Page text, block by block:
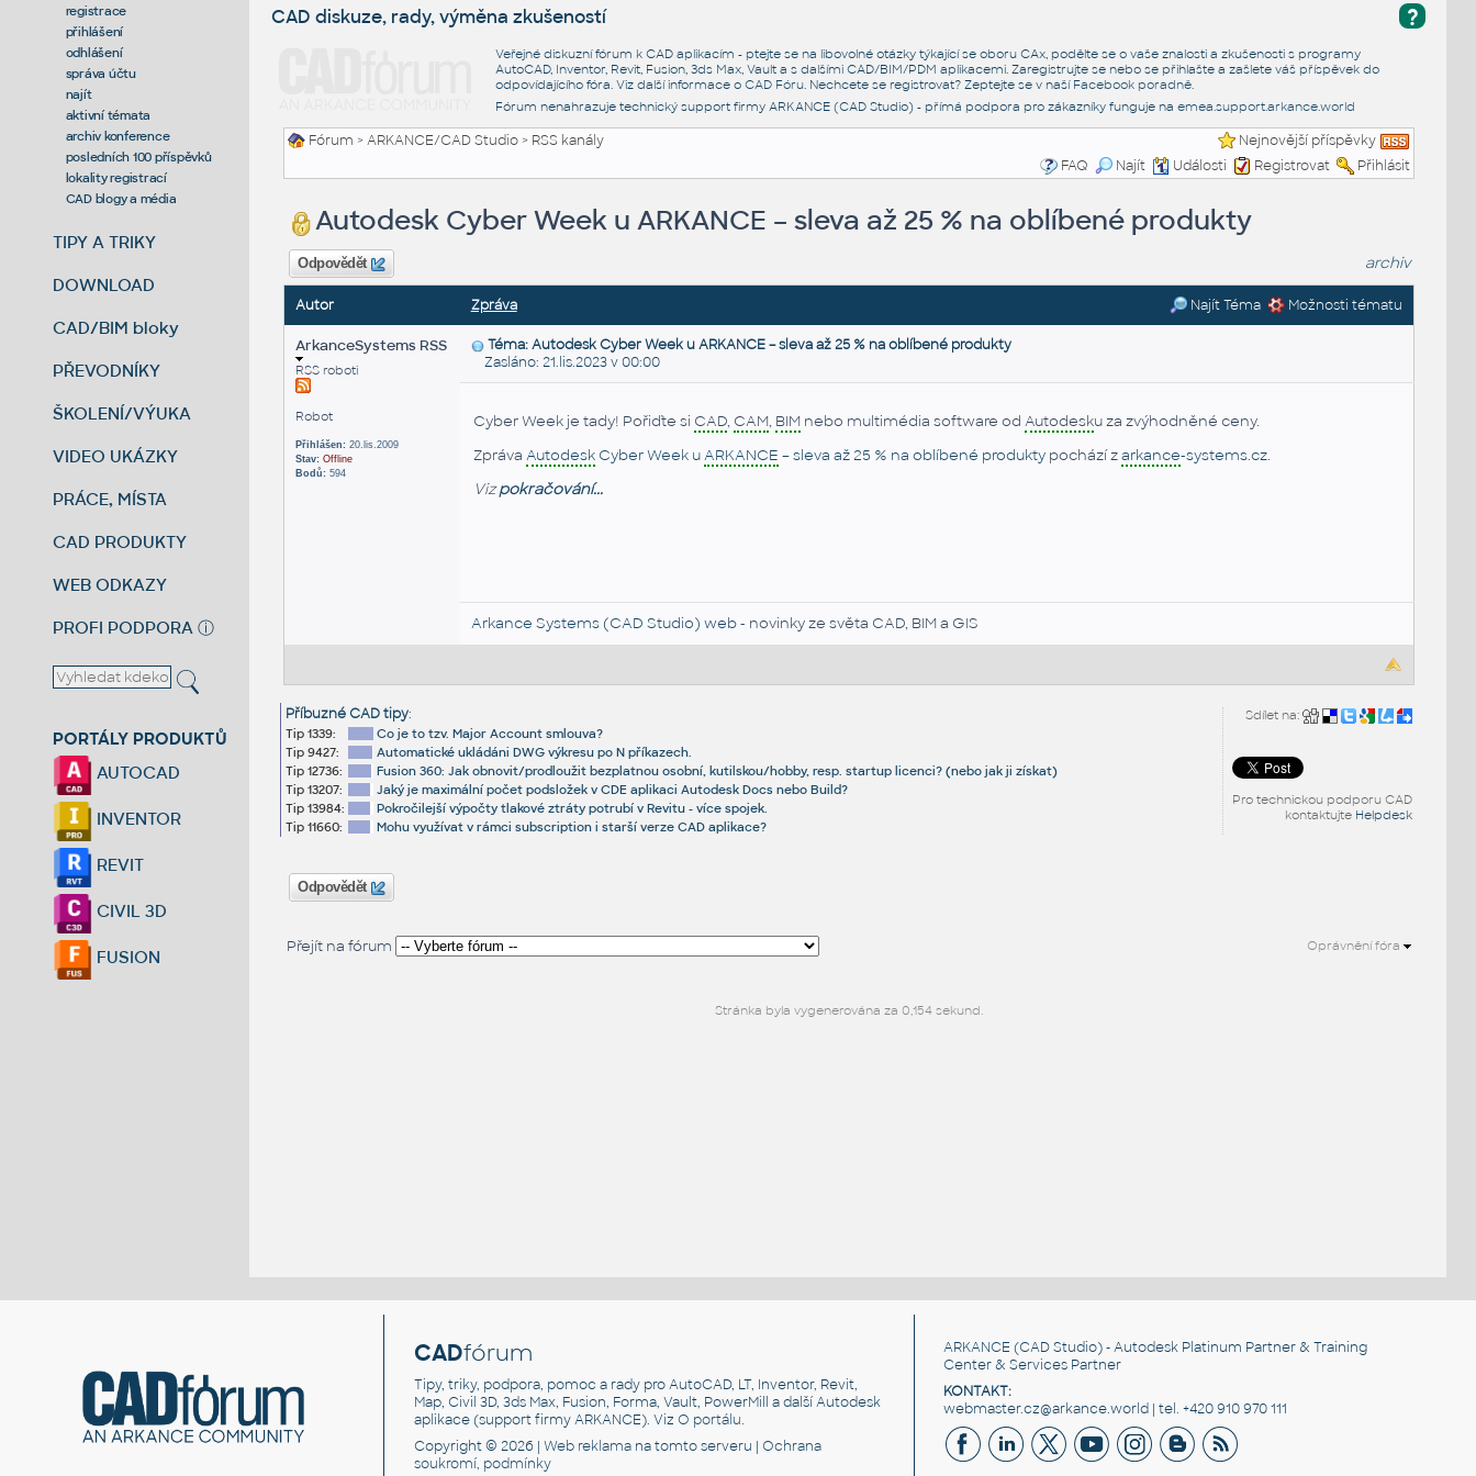
registrace
přihlášení
odhlášení
správa účtu
najít
aktivní témata
archiv konference
posledních 100 příspěvků
lokality registrací
CAD blogy a média
TIPY A TRIKY
DOWNLOAD
CAD/BIM bloky
PŘEVODNÍKY
ŠKOLENÍ/VÝUKA
VIDEO UKÁZKY
PRÁCE, MÍSTA
CAD PRODUKTY
WEB ODKAZY
PROFI PODPORA ⓘ
PORTÁLY PRODUKTŮ
AUTOCAD
INVENTOR
REVIT
CIVIL 3D
FUSION
?
CAD diskuze, rady, výměna zkušeností
Veřejné diskuzní fórum k CAD aplikacím - ptejte se na libovolné otázky týkající se oboru CAx, podělte se o vaše znalosti a zkušenosti s programy
AutoCAD, Inventor, Revit, Fusion, 3ds Max, Vault a s dalšími CAD/BIM/PDM aplikacemi. Zaregistrujte se nebo se přihlašte a zašlete váš příspěvek do
odpovídajícího fóra. Viz další informace o CAD Fóru. Nechcete se registrovat? Zeptejte se v naší Facebook poradně.
Fórum nenahrazuje technický support firmy ARKANCE (CAD Studio) - přímá podpora pro zákazníky funguje na emea.support.arkance.world
Fórum >ARKANCE/CAD Studio> RSS kanály
Nejnovější příspěvky
FAQ
Najít Události Registrovat Přihlásit
Autodesk Cyber Week u ARKANCE – sleva až 25 % na oblíbené produkty
Odpovědět archiv
Autor Zpráva Najít Téma Možnosti tématu
ArkanceSystems RSS
RSS roboti
Robot
Přihlášen:20.lis.2009
Stav: Offline
Bodů:594
Téma: Autodesk Cyber Week u ARKANCE – sleva až 25 % na oblíbené produkty
Zasláno: 21.lis.2023 v 00:00
Cyber Week je tady! Pořiďte si CAD, CAM, BIMnebo multimédia software od Autodesku za zvýhodněné ceny.
Zpráva AutodeskCyber Week uARKANCE – sleva až 25 % na oblíbené produktypochází zarkance-systems.cz.
Vizpokračování...
Arkance Systems (CAD Studio) web- novinky ze světa CAD, BIM a GIS
Sdílet na:
Pro technickou podporu CAD
kontaktujte Helpdesk
Příbuzné CAD tipy:
Tip 1339:
Co je to tzv. Major Account smlouva?
Tip 9427:
Automatické ukládáni DWG výkresu po N příkazech.
Tip 12736:
Fusion 360: Jak obnovit/prodloužit bezplatnou osobní, kutilskou/hobby, resp. startup licenci? (nebo jak ji získat)
Tip 13207:
Jaký je maximální počet podsložek v CDE aplikaci Autodesk Docs nebo Build?
Tip 13984:
Pokročilejší výpočty tlakové ztráty potrubí v Revitu - více spojek.
Tip 11660:
Mohu využívat v rámci subscription i starší verze CAD aplikace?
Odpovědět
Přejít na fórum Oprávnění fóra
Stránka byla vygenerována za 0,154 sekund.
CADfórum
Tipy, triky, podpora, pomoc a rady pro AutoCAD, LT, Inventor, Revit,
Map, Civil 3D, 3ds Max, Fusion, Forma, Vault, PowerMill a další Autodesk
aplikace (support firmy ARKANCE). VizO portálu.
Copyright © 2026 |Web reklama na tomto serveru |Ochrana
soukromí, podmínky
ARKANCE (CAD Studio) - Autodesk Platinum Partner & Training
Center & Services Partner
KONTAKT:
webmaster.cz@arkance.world | tel. +420 910 970 111